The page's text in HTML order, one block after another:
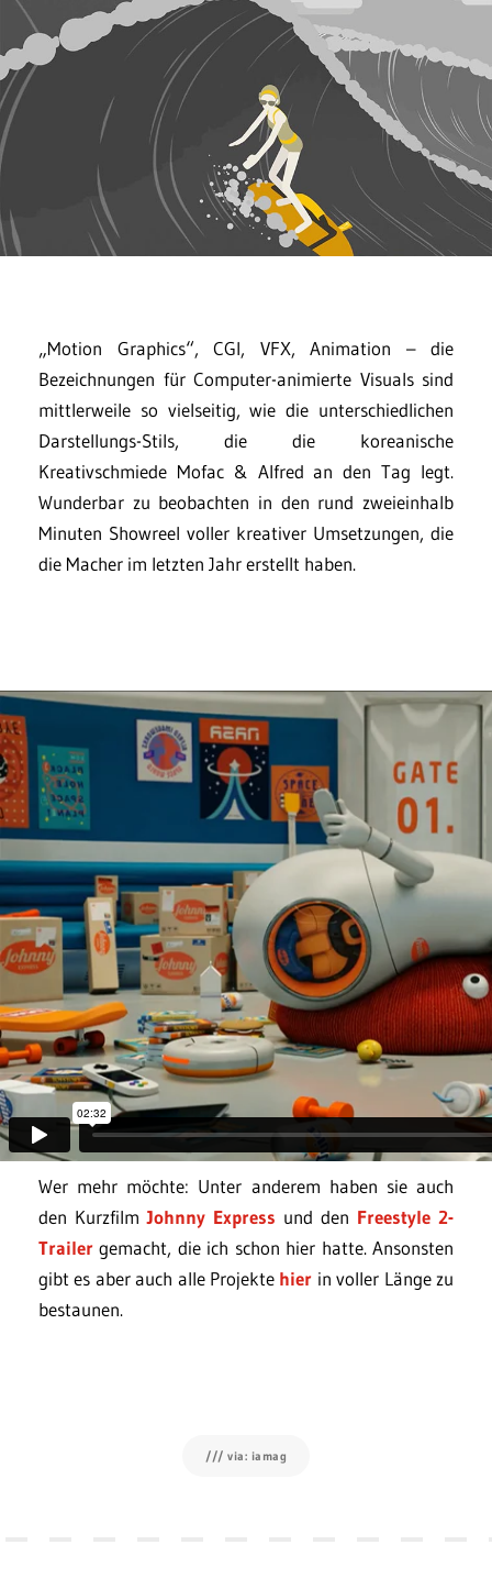
„Motion Graphics“, CGI, VFX, Animation – die
Bezeichnungen für Computer-animierte Visuals sind
mittlerweile so vielseitig, wie die unterschiedlichen
Darstellungs-Stils, die die koreanische
Kreativschmiede Mofac & Alfred an den Tag legt.
Wunderbar zu beobachten in den rund zweieinhalb
Minuten Showreel voller kreativer Umsetzungen, die
die Macher im letzten Jahr erstellt haben.
Wer mehr möchte: Unter anderem haben sie auch
den KurzfilmJohnny Express und den Freestyle 2-
Trailer gemacht, die ich schon hier hatte. Ansonsten
gibt es aber auch alle Projekte hier in voller Länge zu
bestaunen.
/// via: iamag